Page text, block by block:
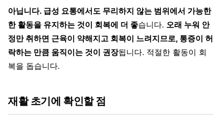
아닙니다. 급성 요통에서도 무리하지 않는 범위에서 가능한
한 활동을 유지하는 것이 회복에 더 좋습니다. 오래 누워 안
정만 취하면 근육이 약해지고 회복이 느려지므로, 통증이 허
락하는 만큼 움직이는 것이 권장됩니다. 적절한 활동이 회
복을 돕습니다.
재활 초기에 확인할 점